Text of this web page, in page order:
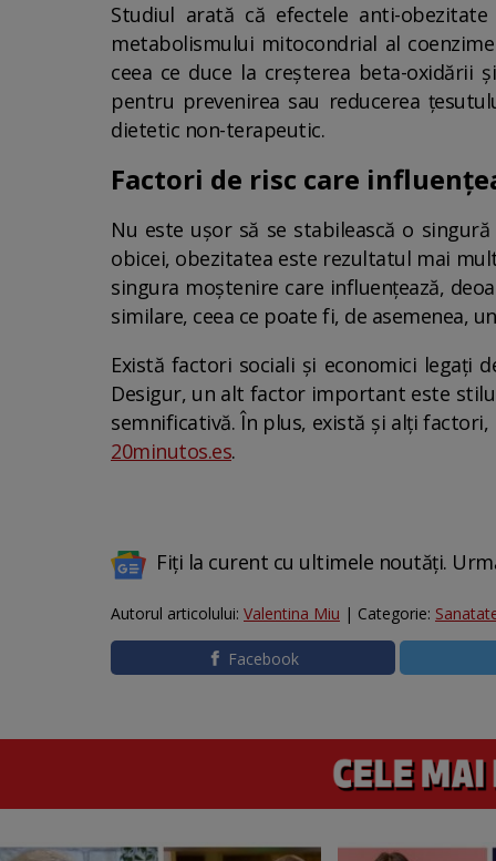
Studiul arată că efectele anti-
metabolismului mitocondrial al
ceea ce duce la creșterea beta-oxidării
pentru prevenirea sau reducerea
dietetic non-terapeutic.
Factori de risc care
Nu este ușor să se stabilească o
obicei, obezitatea este rezultatul mai
singura moștenire care influențează,
similare, ceea ce poate fi, de asemenea,
Există factori sociali și economici legați
Desigur, un alt factor important este
semnificativă. În plus, există și alți
20minutos.es.
Fiți la curent cu ultimele noutăți.
Autorul articolului: Valentina Miu | Categorie:
Facebook